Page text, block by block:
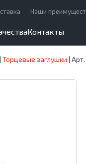
Наши
Контакты
| Торцевые заглушки | Арт.